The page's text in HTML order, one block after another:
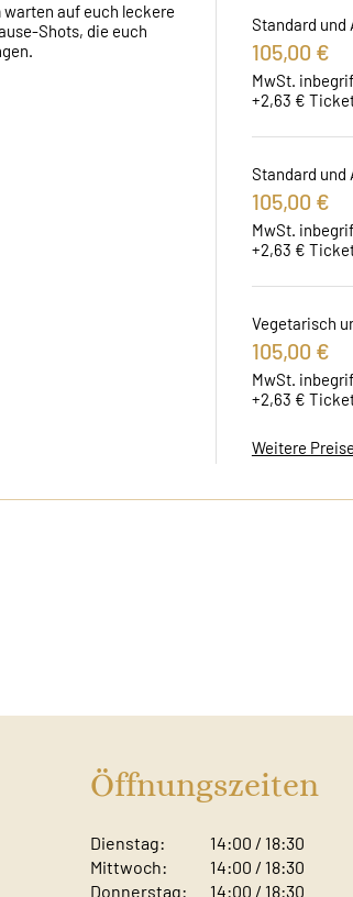
auf euch leckere
Shots, die euch
Standard und
105,00 €
MwSt.
+2,63 €
Standard und
105,00 €
MwSt.
+2,63 €
Vegetarisch
105,00 €
MwSt.
+2,63 €
Weitere
Öffnungszeiten
Dienstag:
Mittwoch:
Donnerstag:
14:00 / 18:30
14:00 / 18:30
14:00 / 18:30